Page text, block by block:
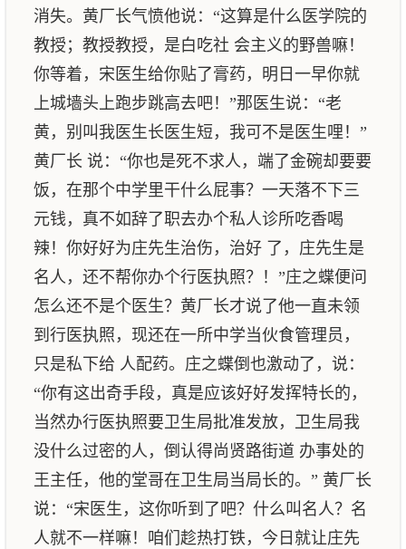
消失。黄厂长气愤他说：“这算是什么医学院的
教授；教授教授，是白吃社 会主义的野兽嘛！
你等着，宋医生给你贴了膏药，明日一早你就
上城墙头上跑步跳高去吧！”那医生说：“老
黄，别叫我医生长医生短，我可不是医生哩！”
黄厂长 说：“你也是死不求人，端了金碗却要要
饭，在那个中学里干什么屁事？一天落不下三
元钱，真不如辞了职去办个私人诊所吃香喝
辣！你好好为庄先生治伤，治好 了，庄先生是
名人，还不帮你办个行医执照？！”庄之蝶便问
怎么还不是个医生？黄厂长才说了他一直未领
到行医执照，现还在一所中学当伙食管理员，
只是私下给 人配药。庄之蝶倒也激动了，说：
“你有这出奇手段，真是应该好好发挥特长的，
当然办行医执照要卫生局批准发放，卫生局我
没什么过密的人，倒认得尚贤路街道 办事处的
王主任，他的堂哥在卫生局当局长的。” 黄厂长
说：“宋医生，这你听到了吧？什么叫名人？名
人就不一样嘛！咱们趁热打铁，今日就让庄先